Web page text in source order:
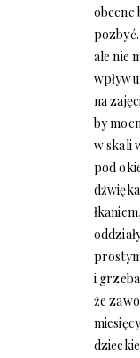
obecne
ale nie
na
by
w skali
pod
i
że